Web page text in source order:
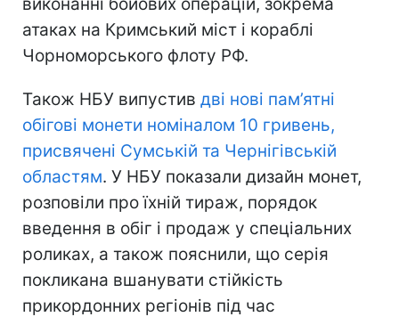
атаках на Кримський міст і кораблі
Чорноморського флоту РФ.
Також НБУ випустив дві нові пам’ятні
обігові монети номіналом 10 гривень,
присвячені Сумській та Чернігівській
областям. У НБУ показали дизайн монет,
розповіли про їхній тираж, порядок
введення в обіг і продаж у спеціальних
роликах, а також пояснили, що серія
покликана вшанувати стійкість
прикордонних регіонів під час